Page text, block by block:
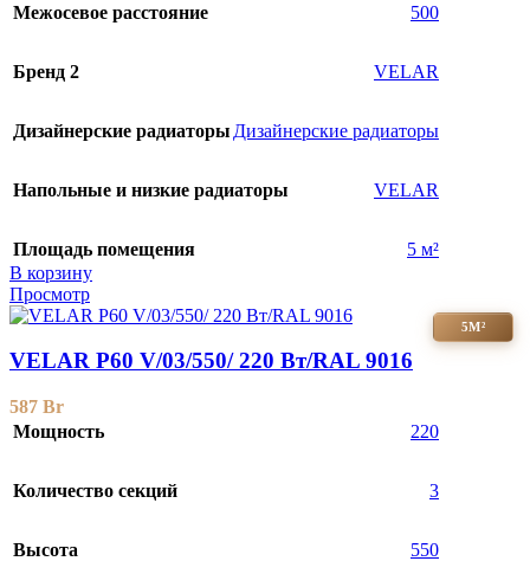
Межосевое расстояние 500
Бренд 2 VELAR
Дизайнерские радиаторы Дизайнерские радиаторы
Напольные и низкие радиаторы VELAR
Площадь помещения
5 м²
В корзину
Просмотр
5М²
VELAR P60 V/03/550/ 220 Bт/RAL 9016
587 Br
Мощность
220
Количество секций 3
Высота 550